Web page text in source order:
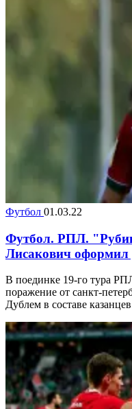
Футбол 01.03.22
Футбол. РПЛ.
Лисакович оформил
В поединке 19-го тура
поражение от санкт-
Дублем в составе